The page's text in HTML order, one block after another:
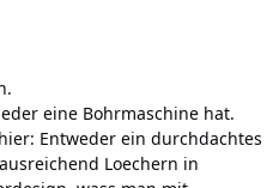
eine Bohrmaschine hat.
Entweder ein durchdachtes
Loechern in